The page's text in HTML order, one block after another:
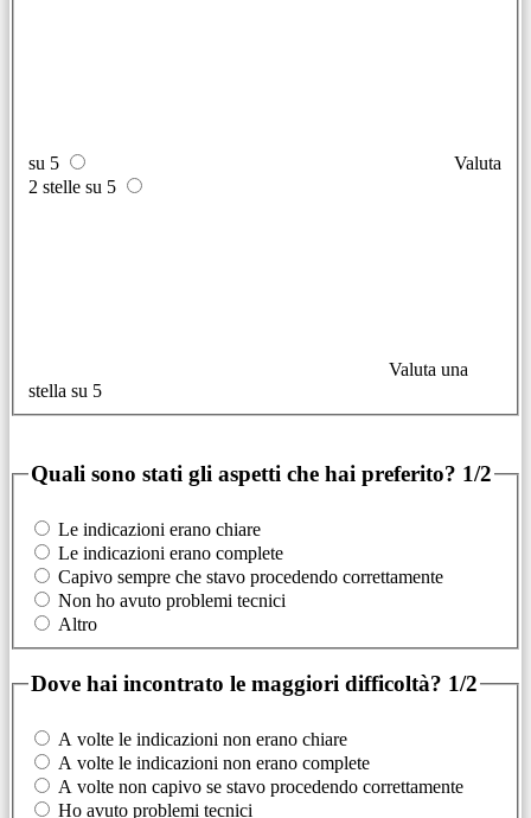
su 5
Valuta
2 stelle su 5
Valuta una
stella su 5
Quali sono stati gli aspetti che hai preferito? 1/2
Le indicazioni erano chiare
Le indicazioni erano complete
Capivo sempre che stavo procedendo correttamente
Non ho avuto problemi tecnici
Altro
Dove hai incontrato le maggiori difficoltà? 1/2
A volte le indicazioni non erano chiare
A volte le indicazioni non erano complete
A volte non capivo se stavo procedendo correttamente
Ho avuto problemi tecnici